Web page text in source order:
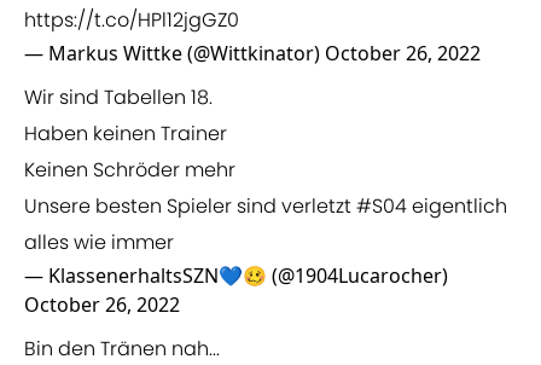
https://t.co/HPl12jgGZ0
— Markus Wittke (@Wittkinator) October 26, 2022
Wir sind Tabellen 18.
Haben keinen Trainer
Keinen Schröder mehr
Unsere besten Spieler sind verletzt#S04eigentlich
alles wie immer
— KlassenerhaltsSZN💙🥴 (@1904Lucarocher)
October 26, 2022
Bin den Tränen nah...